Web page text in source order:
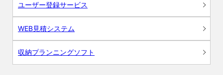
ユーザー登録サービス
WEB見積システム
収納プランニングソフト